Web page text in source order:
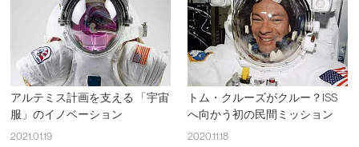
アルテミス計画を支える 「宇宙
服」のイノベーション
2021.01.19
トム・クルーズがクルー？ISS
へ向かう初の民間ミッション
2020.11.18